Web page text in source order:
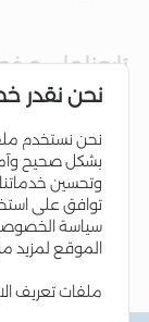
تابعنا على
نحن نقدر
نحن نستخدم
بشكل صحيح
وتحسين
توافق على
سياسة
الموقع لمزيد
ملفات تعريف